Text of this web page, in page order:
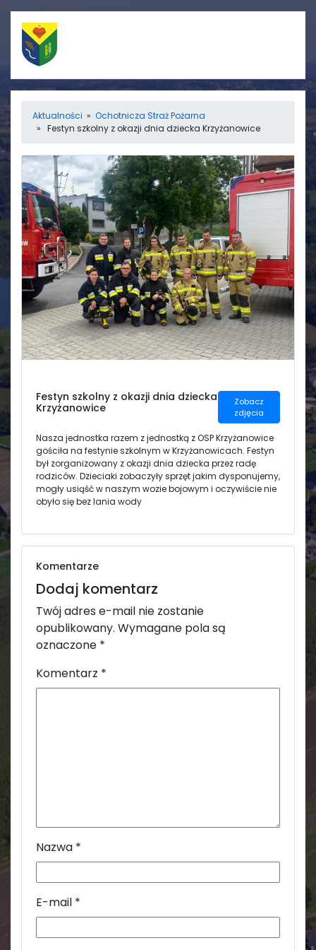
Porządek nabożeństw
Straż Pożarna
Ośrodek zdrowia
Koło gospodyń
wiejskich
Rada sołecka
Świetlica
Strona główna
Informacje
Aktualności
Galerie
Aktualności » Ochotnicza Straż Pożarna
» Festyn szkolny z okazji dnia dziecka Krzyżanowice
Festyn szkolny z okazji dnia dziecka
Krzyżanowice
Zobacz
zdjęcia
Nasza jednostka razem z jednostką z OSP Krzyżanowice
gościła na festynie szkolnym w Krzyżanowicach. Festyn
był zorganizowany z okazji dnia dziecka przez radę
rodziców. Dzieciaki zobaczyły sprzęt jakim dysponujemy,
mogły usiąść w naszym wozie bojowym i oczywiście nie
obyło się bez lania wody
Komentarze
Dodaj komentarz
Twój adres e-mail nie zostanie
opublikowany. Wymagane pola są
oznaczone *
Komentarz *
Nazwa *
E-mail *